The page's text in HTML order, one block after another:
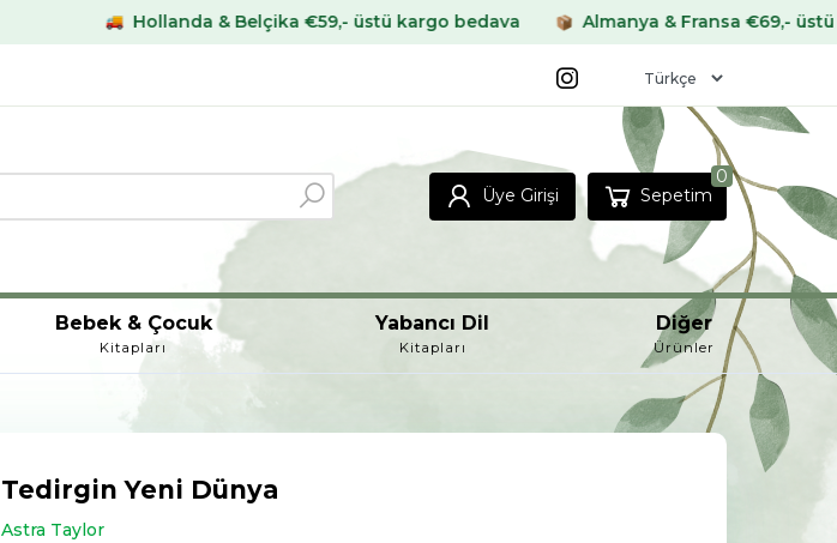
Hollanda & Belçika €59,- üstü kargo bedava Almanya & Fransa €69,- üstü kargo
Üye Girişi Sepetim
0
Bebek & Çocuk
Kitapları
Yabancı Dil
Kitapları
Diğer
Ürünler
Tedirgin Yeni Dünya
Astra Taylor